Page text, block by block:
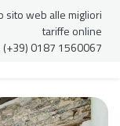
sito web alle migliori
tariffe online
(+39) 0187 1560067